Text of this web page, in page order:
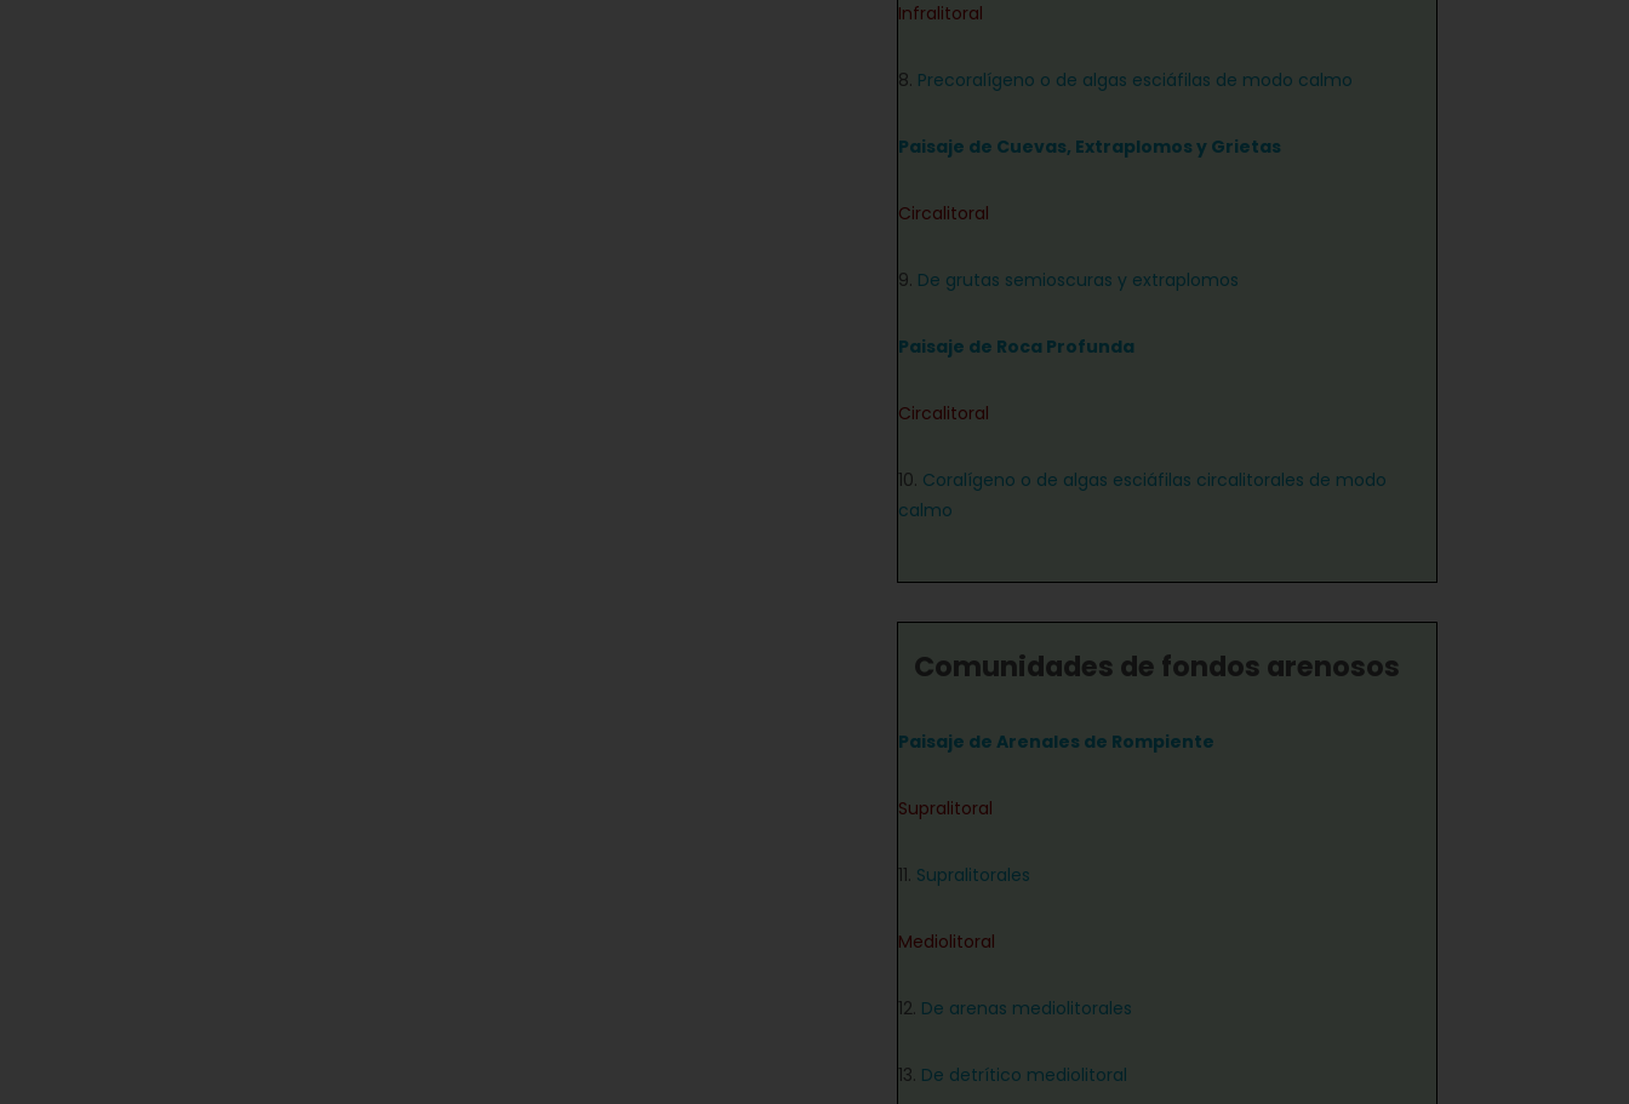
Infralitoral
8. Precoralígeno o de algas esciáfilas de modo calmo
Paisaje de Cuevas, Extraplomos y Grietas
Circalitoral
9. De grutas semioscuras y extraplomos
Paisaje de Roca Profunda
Circalitoral
10. Coralígeno o de algas esciáfilas circalitorales de modo
calmo
Comunidades de fondos arenosos
Paisaje de Arenales de Rompiente
Supralitoral
11. Supralitorales
Mediolitoral
12. De arenas mediolitorales
13. De detrítico mediolitoral